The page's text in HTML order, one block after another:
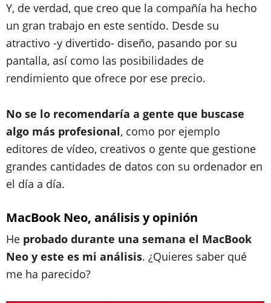
Y, de verdad, que creo que la compañía ha hecho
un gran trabajo en este sentido. Desde su
atractivo -y divertido- diseño, pasando por su
pantalla, así como las posibilidades de
rendimiento que ofrece por ese precio.
No se lo recomendaría a gente que buscase
algo más profesional, como por ejemplo
editores de vídeo, creativos o gente que gestione
grandes cantidades de datos con su ordenador en
el día a día.
MacBook Neo, análisis y opinión
He probado durante una semana el MacBook
Neo y este es mi análisis. ¿Quieres saber qué
me ha parecido?